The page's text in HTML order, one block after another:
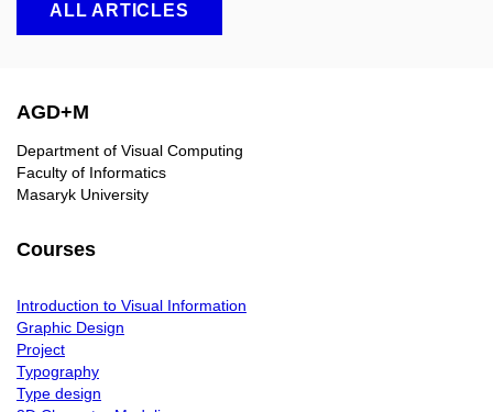
ALL ARTICLES
AGD+M
Department of Visual Computing
Faculty of Informatics
Masaryk University
Courses
Introduction to Visual Information
Graphic Design
Project
Typography
Type design